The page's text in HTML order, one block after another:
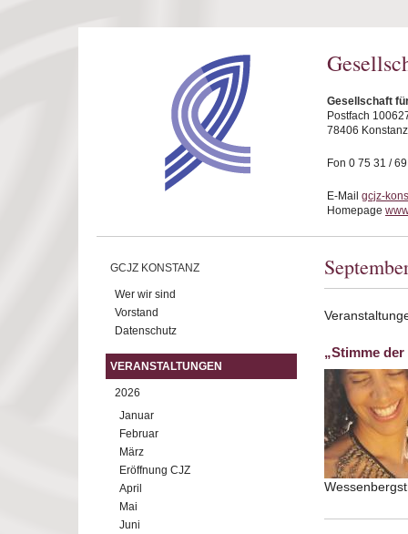
Gesellschaft
Postfach
78406 Konstanz
Fon 0 75 31 /
E-Mail gcjz-
Homepage
GCJZ KONSTANZ
Wer wir sind
Vorstand
Datenschutz
VERANSTALTUNGEN
2026
Januar
Februar
März
Eröffnung CJZ
April
Mai
Juni
„Stimme